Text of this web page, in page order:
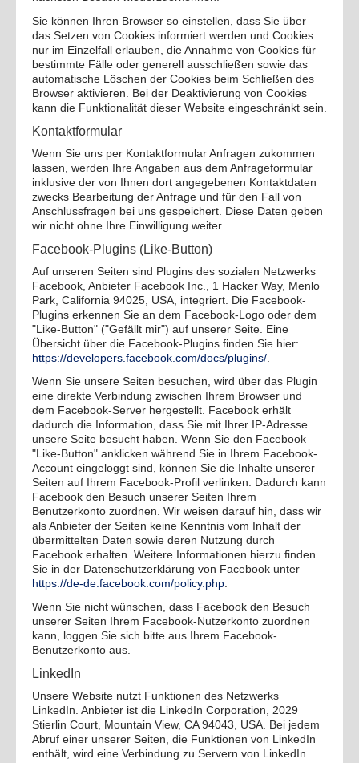
Sie können Ihren Browser so einstellen, dass Sie über
das Setzen von Cookies informiert werden und Cookies
nur im Einzelfall erlauben, die Annahme von Cookies für
bestimmte Fälle oder generell ausschließen sowie das
automatische Löschen der Cookies beim Schließen des
Browser aktivieren. Bei der Deaktivierung von Cookies
kann die Funktionalität dieser Website eingeschränkt sein.
Kontaktformular
Wenn Sie uns per Kontaktformular Anfragen zukommen
lassen, werden Ihre Angaben aus dem Anfrageformular
inklusive der von Ihnen dort angegebenen Kontaktdaten
zwecks Bearbeitung der Anfrage und für den Fall von
Anschlussfragen bei uns gespeichert. Diese Daten geben
wir nicht ohne Ihre Einwilligung weiter.
Facebook-Plugins (Like-Button)
Auf unseren Seiten sind Plugins des sozialen Netzwerks
Facebook, Anbieter Facebook Inc., 1 Hacker Way, Menlo
Park, California 94025, USA, integriert. Die Facebook-
Plugins erkennen Sie an dem Facebook-Logo oder dem
"Like-Button" ("Gefällt mir") auf unserer Seite. Eine
Übersicht über die Facebook-Plugins finden Sie hier:
https://developers.facebook.com/docs/plugins/
Wenn Sie unsere Seiten besuchen, wird über das Plugin
eine direkte Verbindung zwischen Ihrem Browser und
dem Facebook-Server hergestellt. Facebook erhält
dadurch die Information, dass Sie mit Ihrer IP-Adresse
unsere Seite besucht haben. Wenn Sie den Facebook
"Like-Button" anklicken während Sie in Ihrem Facebook-
Account eingeloggt sind, können Sie die Inhalte unserer
Seiten auf Ihrem Facebook-Profil verlinken. Dadurch kann
Facebook den Besuch unserer Seiten Ihrem
Benutzerkonto zuordnen. Wir weisen darauf hin, dass wir
als Anbieter der Seiten keine Kenntnis vom Inhalt der
übermittelten Daten sowie deren Nutzung durch
Facebook erhalten. Weitere Informationen hierzu finden
Sie in der Datenschutzerklärung von Facebook unter
https://de-de.facebook.com/policy.php
Wenn Sie nicht wünschen, dass Facebook den Besuch
unserer Seiten Ihrem Facebook-Nutzerkonto zuordnen
kann, loggen Sie sich bitte aus Ihrem Facebook-
Benutzerkonto aus.
LinkedIn
Unsere Website nutzt Funktionen des Netzwerks
LinkedIn. Anbieter ist die LinkedIn Corporation, 2029
Stierlin Court, Mountain View, CA 94043, USA. Bei jedem
Abruf einer unserer Seiten, die Funktionen von LinkedIn
enthält, wird eine Verbindung zu Servern von LinkedIn